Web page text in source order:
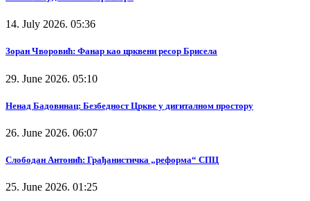
14. July 2026. 05:36
Зоран Чворовић: Фанар као црквени ресор Брисела
29. June 2026. 05:10
Ненад Бадовинац: Безбедност Цркве у дигиталном простору
26. June 2026. 06:07
Слободан Антонић: Грађанистичка „реформа“ СПЦ
25. June 2026. 01:25